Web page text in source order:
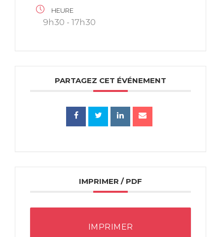
HEURE
9h30 - 17h30
PARTAGEZ CET ÉVÉNEMENT
IMPRIMER / PDF
IMPRIMER